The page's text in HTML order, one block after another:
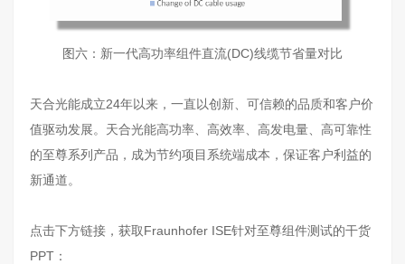
图六：新一代高功率组件直流(DC)线缆节省量对比
天合光能成立24年以来，一直以创新、可信赖的品质和客户价
值驱动发展。天合光能高功率、高效率、高发电量、高可靠性
的至尊系列产品，成为节约项目系统端成本，保证客户利益的
新通道。
点击下方链接，获取Fraunhofer ISE针对至尊组件测试的干货
PPT：